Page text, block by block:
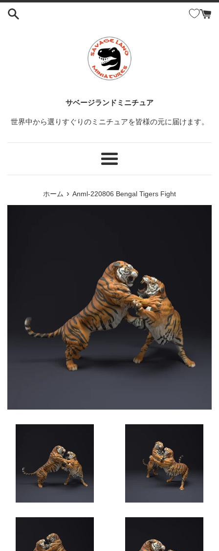
コ
サベージランドミニチュア
世界中から選りすぐりのミニチュアを皆様の元に届けます。
メ
ホーム › Anml-220806 Bengal Tigers Fight